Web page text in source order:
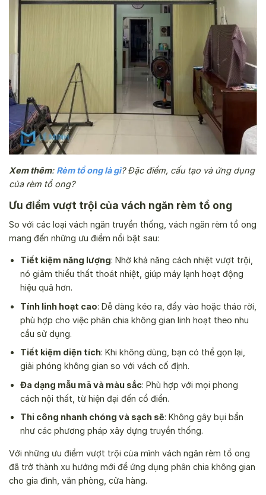
Xem thêm: Rèm tổ ong là gì? Đặc điểm, cấu tạo và ứng dụng
của rèm tổ ong?
Ưu điểm vượt trội của vách ngăn rèm tổ ong
So với các loại vách ngăn truyền thống, vách ngăn rèm tổ ong
mang đến những ưu điểm nổi bật sau:
Tiết kiệm năng lượng: Nhờ khả năng cách nhiệt vượt trội,
nó giảm thiểu thất thoát nhiệt, giúp máy lạnh hoạt động
hiệu quả hơn.
Tính linh hoạt cao: Dễ dàng kéo ra, đẩy vào hoặc tháo rời,
phù hợp cho việc phân chia không gian linh hoạt theo nhu
cầu sử dụng.
Tiết kiệm diện tích: Khi không dùng, bạn có thể gọn lại,
giải phóng không gian so với vách cố định.
Đa dạng mẫu mã và màu sắc: Phù hợp với mọi phong
cách nội thất, từ hiện đại đến cổ điển.
Thi công nhanh chóng và sạch sẽ: Không gây bụi bẩn
như các phương pháp xây dựng truyền thống.
Với những ưu điểm vượt trội của mình vách ngăn rèm tổ ong
đã trở thành xu hướng mới để ứng dụng phân chia không gian
cho gia đình, văn phòng, cửa hàng.